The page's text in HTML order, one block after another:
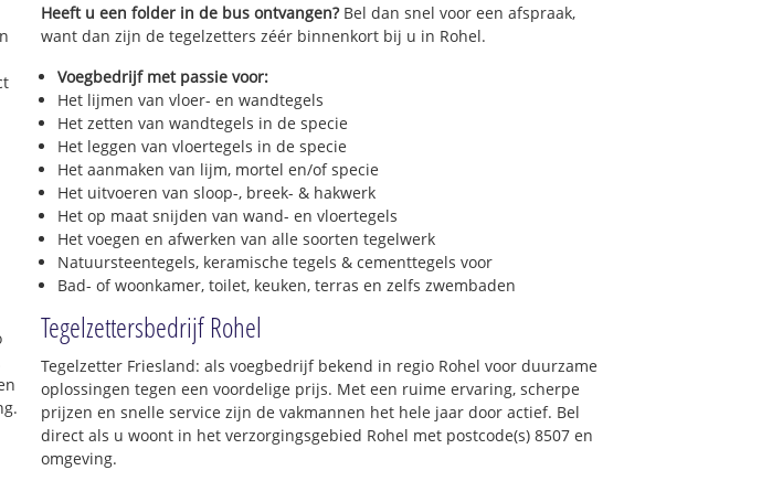
Heeft u een folder in de bus ontvangen?Bel dan snel voor een afspraak,
want dan zijn de tegelzetters zéér binnenkort bij u in Rohel.
Voegbedrijf met passie voor:
Het lijmen van vloer- en wandtegels
Het zetten van wandtegels in de specie
Het leggen van vloertegels in de specie
Het aanmaken van lijm, mortel en/of specie
Het uitvoeren van sloop-, breek- & hakwerk
Het op maat snijden van wand- en vloertegels
Het voegen en afwerken van alle soorten tegelwerk
Natuursteentegels, keramische tegels & cementtegels voor
Bad- of woonkamer, toilet, keuken, terras en zelfs zwembaden
Tegelzettersbedrijf Rohel
Tegelzetter Friesland: als voegbedrijf bekend in regio Rohel voor duurzame
oplossingen tegen een voordelige prijs. Met een ruime ervaring, scherpe
prijzen en snelle service zijn de vakmannen het hele jaar door actief. Bel
direct als u woont in het verzorgingsgebied Rohel met postcode(s) 8507 en
omgeving.